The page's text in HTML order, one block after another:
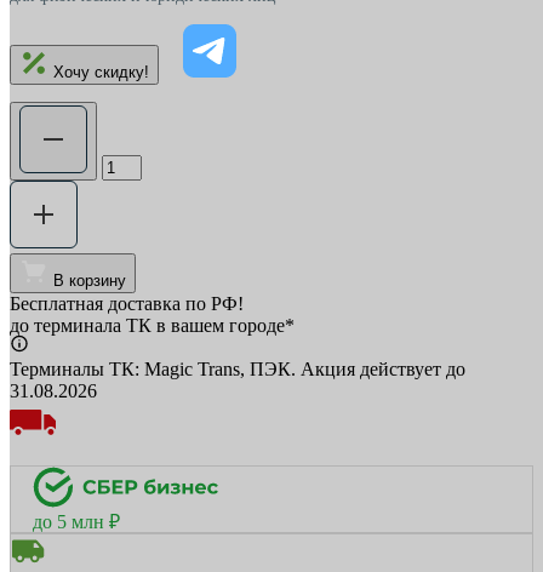
Хочу скидку!
В корзину
Бесплатная доставка по РФ!
до терминала ТК в вашем городе*
Терминалы ТК: Magic Trans, ПЭК. Акция действует до
31.08.2026
до 5 млн ₽